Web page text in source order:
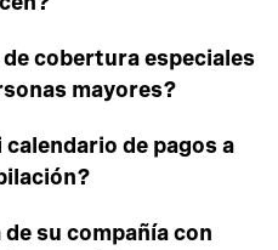
cobertura especiales
mayores?
de pagos a
su compañía con